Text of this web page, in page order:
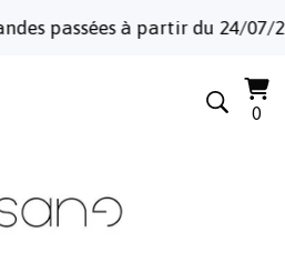
passées à partir du 24/07/
0